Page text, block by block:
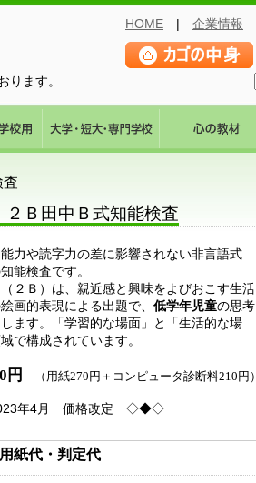
ります。
HOME | 企業情報
査
Ｂ田中Ｂ式知能検査
能力や読字力の差に影響されない非言語式
能検査です。
（２Ｂ）は、親近感と興味をよびおこす生活
画的表現による出題で、 低学年児童の思考
ます。「学習的な場面」と「生活的な場
で構成されています。
円 （用紙270 円＋ コンピュータ診断料210 円）
年4月 価格改定 ◇◆◇
紙代・判定代